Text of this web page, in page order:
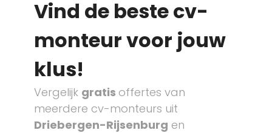
Vind de beste cv-
monteur voor jouw
klus!
Vergelijk gratis offertes van
meerdere cv-monteurs uit
Driebergen-Rijsenburg en